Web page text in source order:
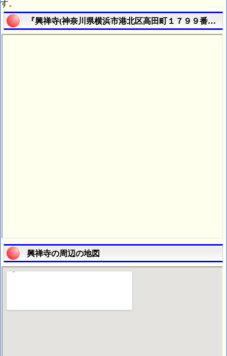
す。
『興禅寺(神奈川県横浜市港北区高田町１７９９番地)
興禅寺の周辺の地図